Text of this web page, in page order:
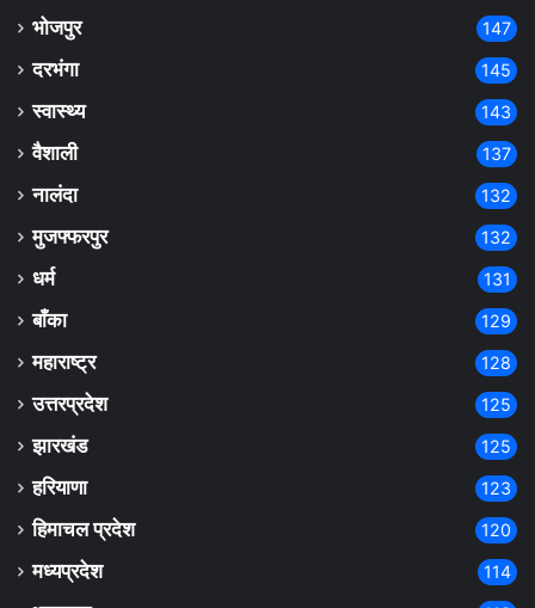
भोजपुर 147
दरभंगा 145
स्वास्थ्य 143
वैशाली 137
नालंदा 132
मुजफ्फरपुर 132
धर्म 131
बाँका 129
महाराष्ट्र 128
उत्तरप्रदेश 125
झारखंड 125
हरियाणा 123
हिमाचल प्रदेश 120
मध्यप्रदेश 114